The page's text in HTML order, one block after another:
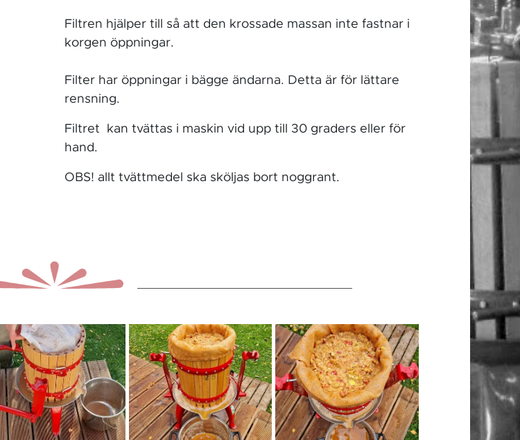
Filtren hjälper till så att den krossade massan inte fastnar i
korgen öppningar.
Filter har öppningar i bägge ändarna. Detta är för lättare
rensning.
Filtret kan tvättas i maskin vid upp till 30 graders eller för
hand.
OBS! allt tvättmedel ska sköljas bort noggrant.